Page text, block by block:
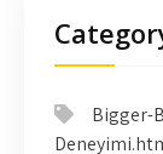
Bigger-